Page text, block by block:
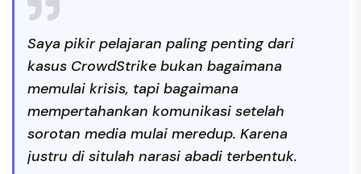
Saya pikir pelajaran paling penting dari
kasus CrowdStrike bukan bagaimana
memulai krisis, tapi bagaimana
mempertahankan komunikasi setelah
sorotan media mulai meredup. Karena
justru di situlah narasi abadi terbentuk.